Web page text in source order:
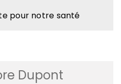
pour notre santé
Dupont